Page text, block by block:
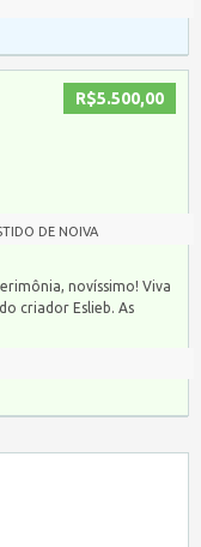
R$5.500,00
DE NOIVA
novíssimo! Viva
criador Eslieb. As